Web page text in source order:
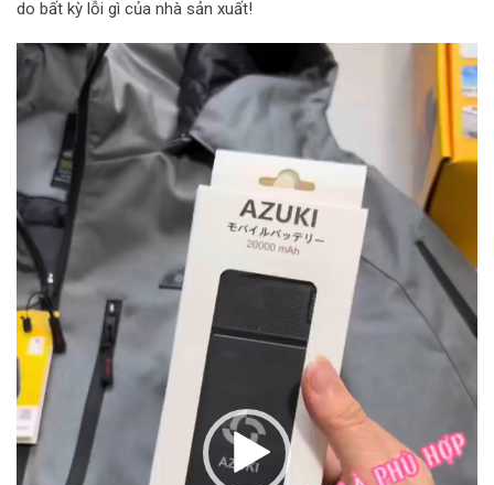
do bất kỳ lỗi gì của nhà sản xuất!
Trình
Video